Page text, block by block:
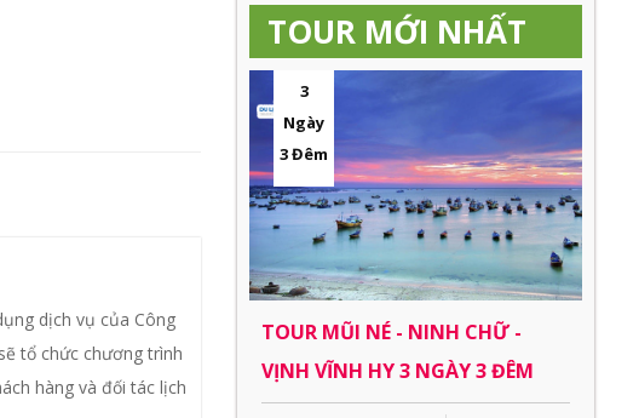
dịch vụ của Công
tổ chức chương trình
hàng và đối tác lịch
TOUR MỚI NHẤT
3
Ngày
3 Đêm
TOUR MŨI NÉ - NINH CHỮ -
VỊNH VĨNH HY 3 NGÀY 3 ĐÊM